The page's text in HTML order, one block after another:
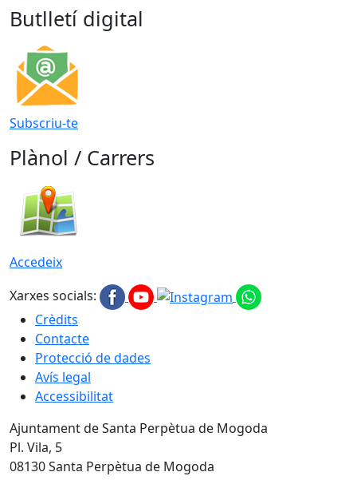
Butlletí digital
Subscriu-te
Plànol / Carrers
Accedeix
Xarxes socials:
Crèdits
Contacte
Protecció de dades
Avís legal
Accessibilitat
Ajuntament de Santa Perpètua de Mogoda
Pl. Vila, 5
08130 Santa Perpètua de Mogoda